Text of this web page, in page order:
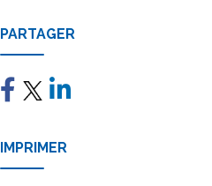
PARTAGER
IMPRIMER